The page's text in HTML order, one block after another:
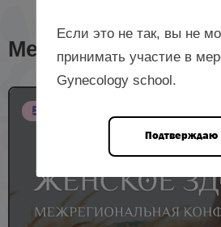
Мероприятия с
5 НМО
Если это не так, вы не
принимать участие в
Gynecology school.
Подтверждаю